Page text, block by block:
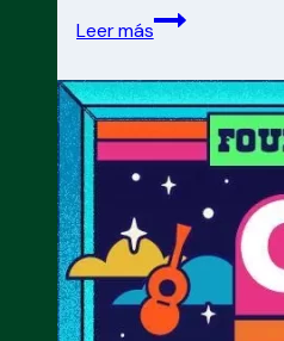
Leer más
El
country
a
Expoagro
de
la
mano
de
Country2.com